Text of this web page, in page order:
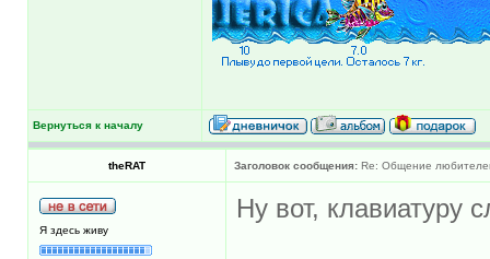
Вернуться к началу
theRAT Заголовок сообщения: Re: Общение
Я здесь живу
Ну вот, клавиатуру